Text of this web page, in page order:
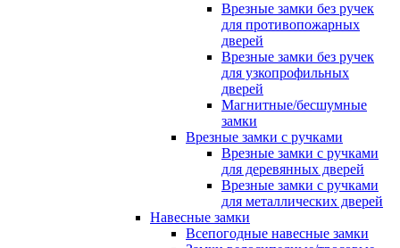
Врезные замки без ручек
для противопожарных
дверей
Врезные замки без ручек
для узкопрофильных
дверей
Магнитные/бесшумные
замки
Врезные замки с ручками
Врезные замки с ручками
для деревянных дверей
Врезные замки с ручками
для металлических дверей
Навесные замки
Всепогодные навесные замки